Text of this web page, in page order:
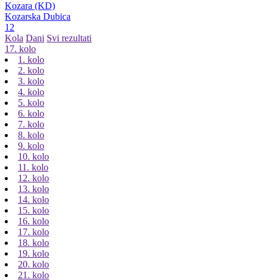
Kozara (KD)
Kozarska Dubica
12
Kola Dani Svi rezultati
17. kolo
1. kolo
2. kolo
3. kolo
4. kolo
5. kolo
6. kolo
7. kolo
8. kolo
9. kolo
10. kolo
11. kolo
12. kolo
13. kolo
14. kolo
15. kolo
16. kolo
17. kolo
18. kolo
19. kolo
20. kolo
21. kolo